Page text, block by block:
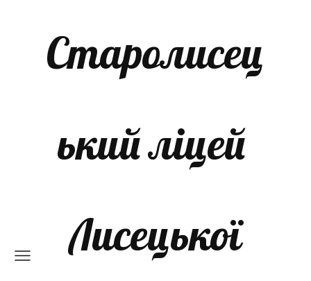
Старолисец
ький ліцей
Лисецької